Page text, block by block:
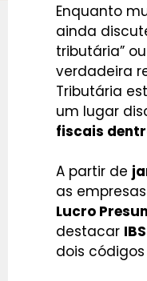
Enquanto
ainda
tributária” ou
verdadeira
Tributária
um lugar
fiscais
A partir de
as
Lucro
destacar
dois